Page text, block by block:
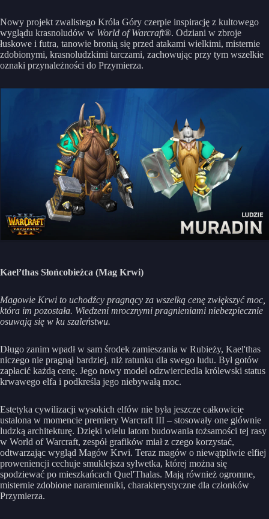
Nowy projekt zwalistego Króla Góry czerpie inspirację z kultowego
wyglądu krasnoludów w World of Warcraft®. Odziani w zbroje
łuskowe i futra, tanowie bronią się przed atakami wielkimi, misternie
zdobionymi, krasnoludzkimi tarczami, zachowując przy tym wszelkie
oznaki przynależności do Przymierza.
Kael’thas Słońcobieżca (Mag Krwi)
Magowie Krwi to uchodźcy pragnący za wszelką cenę zwiększyć moc,
która im pozostała. Wiedzeni mrocznymi pragnieniami niebezpiecznie
osuwają się w ku szaleństwu.
Długo zanim wpadł w sam środek zamieszania w Rubieży, Kael'thas
niczego nie pragnął bardziej, niż ratunku dla swego ludu. Był gotów
zapłacić każdą cenę. Jego nowy model odzwierciedla królewski status
krwawego elfa i podkreśla jego niebywałą moc.
Estetyka cywilizacji wysokich elfów nie była jeszcze całkowicie
ustalona w momencie premiery Warcraft III – stosowały one głównie
ludzką architekturę. Dzięki wielu latom budowania tożsamości tej rasy
w World of Warcraft, zespół grafików miał z czego korzystać,
odtwarzając wygląd Magów Krwi. Teraz magów o niewątpliwie elfiej
proweniencji cechuje smuklejsza sylwetka, której można się
spodziewać po mieszkańcach Quel'Thalas. Mają również ogromne,
misternie zdobione naramienniki, charakterystyczne dla członków
Przymierza.